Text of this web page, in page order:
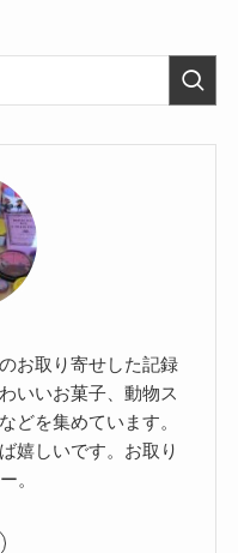
お取り寄せした記録
いいお菓子、動物ス
どを集めています。
嬉しいです。お取り
。